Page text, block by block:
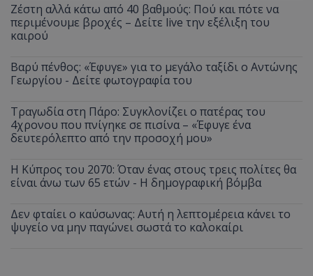
Ζέστη αλλά κάτω από 40 βαθμούς: Πού και πότε να
περιμένουμε βροχές – Δείτε live την εξέλιξη του
καιρού
Βαρύ πένθος: «Έφυγε» για το μεγάλο ταξίδι ο Αντώνης
Γεωργίου - Δείτε φωτογραφία του
Τραγωδία στη Πάρο: Συγκλονίζει ο πατέρας του
4χρονου που πνίγηκε σε πισίνα – «Έφυγε ένα
δευτερόλεπτο από την προσοχή μου»
Η Κύπρος του 2070: Όταν ένας στους τρεις πολίτες θα
είναι άνω των 65 ετών - Η δημογραφική βόμβα
Δεν φταίει ο καύσωνας: Αυτή η λεπτομέρεια κάνει το
ψυγείο να μην παγώνει σωστά το καλοκαίρι